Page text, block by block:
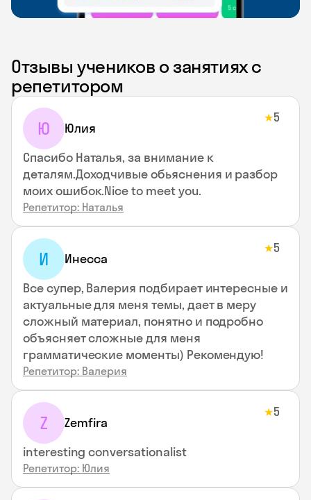
Отзывы учеников о занятиях с
репетитором
Ю Юлия
★5
Спасибо Наталья, за внимание к
деталям.Доходчивые обьяснения и разбор
моих ошибок.Nice to meet you.
Репетитор: Наталья
И Инесса
★5
Все супер, Валерия подбирает интересные и
актуальные для меня темы, дает в меру
сложный материал, понятно и подробно
объясняет сложные для меня
грамматические моменты) Рекомендую!
Репетитор: Валерия
Z Zemfira
★5
interesting conversationalist
Репетитор: Юлия